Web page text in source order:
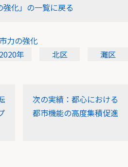
強化」の一覧に戻る
力の強化
2020年 北区 灘区
次の実績：都心における
都市機能の高度集積促進